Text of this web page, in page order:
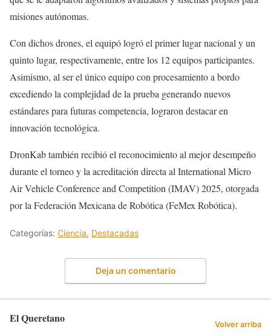
misiones autónomas.
Con dichos drones, el equipó logró el primer lugar nacional y un
quinto lugar, respectivamente, entre los 12 equipos participantes.
Asimismo, al ser el único equipo con procesamiento a bordo
excediendo la complejidad de la prueba generando nuevos
estándares para futuras competencia, lograron destacar en
innovación tecnológica.
DronKab también recibió el reconocimiento al mejor desempeño
durante el torneo y la acreditación directa al International Micro
Air Vehicle Conference and Competition (IMAV) 2025, otorgada
por la Federación Mexicana de Robótica (FeMex Robótica).
Categorías: Ciencia, Destacadas
Deja un comentario
El Queretano Volver arriba